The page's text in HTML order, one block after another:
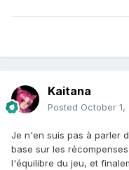
Kaitana
Posted October 1,
Je n'en suis pas à parler
base sur les
l'équilibre du jeu, et